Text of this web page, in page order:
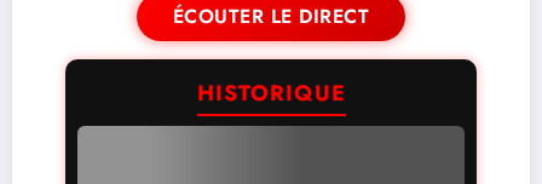
ÉCOUTER LE DIRECT
HISTORIQUE